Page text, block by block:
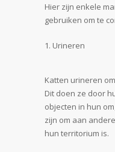
Hier zijn enkele
gebruiken om te
Urineren
Katten urineren
Dit doen ze door
objecten in hun
zijn om aan
hun territorium is.